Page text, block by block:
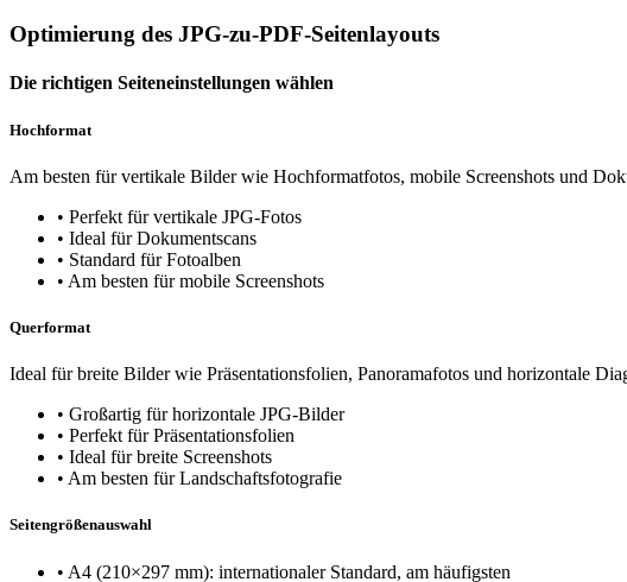
Optimierung des JPG-zu-PDF-Seitenlayouts
Die richtigen Seiteneinstellungen wählen
Hochformat
Am besten für vertikale Bilder wie Hochformatfotos, mobile Screenshots und
• Perfekt für vertikale JPG-Fotos
• Ideal für Dokumentscans
• Standard für Fotoalben
• Am besten für mobile Screenshots
Querformat
Ideal für breite Bilder wie Präsentationsfolien, Panoramafotos und horizontale
• Großartig für horizontale JPG-Bilder
• Perfekt für Präsentationsfolien
• Ideal für breite Screenshots
• Am besten für Landschaftsfotografie
Seitengrößenauswahl
• A4 (210×297 mm): internationaler Standard, am häufigsten